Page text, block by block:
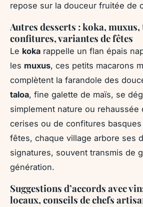
repose sur la douceur fruitée de
Autres desserts : koka,
confitures, variantes de fêtes
Le koka rappelle un flan épais
les muxus, ces petits macarons
complètent la farandole des
taloa, fine galette de maïs, se
simplement nature ou rehaussée
cerises ou de confitures
fêtes, chaque village arbore ses
signatures, souvent transmis de
génération.
Suggestions d’accords avec
locaux, conseils de chefs